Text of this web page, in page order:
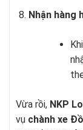
Nhận hàng
Vừa rồi, NKP
vụ chành xe